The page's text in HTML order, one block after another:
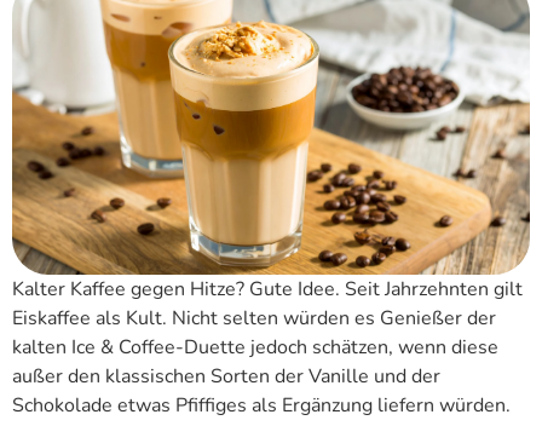
Kalter Kaffee gegen Hitze? Gute Idee. Seit Jahrzehnten gilt
Eiskaffee als Kult. Nicht selten würden es Genießer der
kalten Ice & Coffee-Duette jedoch schätzen, wenn diese
außer den klassischen Sorten der Vanille und der
Schokolade etwas Pfiffiges als Ergänzung liefern würden.